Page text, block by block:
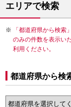
エリアで検索
「都道府県から検
のみの件数を表示い
利用ください。
都道府県から検